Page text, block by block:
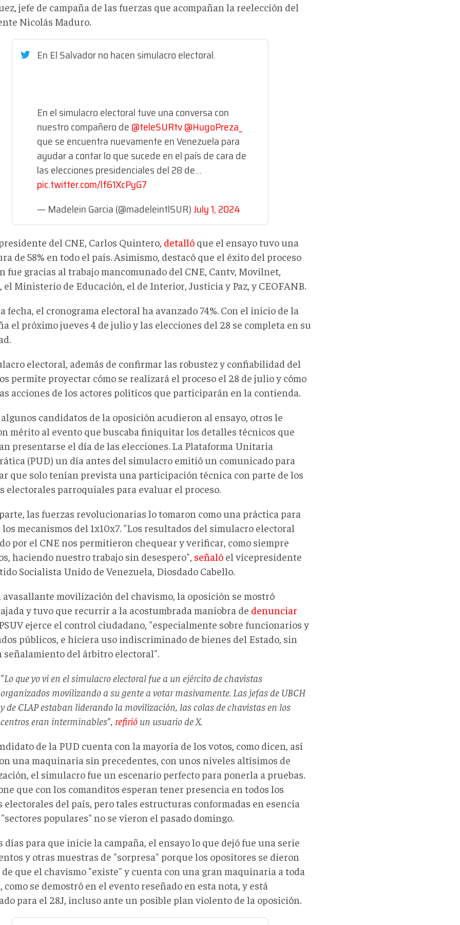
jefe de campaña de las fuerzas que acompañan la reelección del
Nicolás Maduro.
En El Salvador no hacen simulacro electoral.
En el simulacro electoral tuve una conversa con
nuestro compañero de@teleSURtv@HugoPreza_
que se encuentra nuevamente en Venezuela para
ayudar a contar lo que sucede en el país de cara de
las elecciones presidenciales del 28 de…
pic.twitter.com/lf61XcPyG7
— Madelein Garcia (@madeleintlSUR)July 1, 2024
del CNE, Carlos Quintero, detalló que el ensayo tuvo una
de 58% en todo el país. Asimismo, destacó que el éxito del proceso
fue gracias al trabajo mancomunado del CNE, Cantv, Movilnet,
el Ministerio de Educación, el de Interior, Justicia y Paz, y CEOFANB.
fecha, el cronograma electoral ha avanzado 74%. Con el inicio de la
el próximo jueves 4 de julio y las elecciones del 28 se completa en su
electoral, además de confirmar las robustez y confiabilidad del
permite proyectar cómo se realizará el proceso el 28 de julio y cómo
acciones de los actores políticos que participarán en la contienda.
candidatos de la oposición acudieron al ensayo, otros le
mérito al evento que buscaba finiquitar los detalles técnicos que
presentarse el día de las elecciones. La Plataforma Unitaria
(PUD) un día antes del simulacro emitió un comunicado para
que solo tenían prevista una participación técnica con parte de los
electorales parroquiales para evaluar el proceso.
las fuerzas revolucionarias lo tomaron como una práctica para
mecanismos del 1x10x7. "Los resultados del simulacro electoral
por el CNE nos permitieron chequear y verificar, como siempre
haciendo nuestro trabajo sin desespero", señaló el vicepresidente
Socialista Unido de Venezuela, Diosdado Cabello.
avasallante movilización del chavismo, la oposición se mostró
y tuvo que recurrir a la acostumbrada maniobra de denunciar
ejerce el control ciudadano, "especialmente sobre funcionarios y
públicos, e hiciera uso indiscriminado de bienes del Estado, sin
del árbitro electoral".
"Lo que yo vi en el simulacro electoral fue a un ejército de chavistas
organizados movilizando a su gente a votar masivamente. Las jefas de UBCH
y de CLAP estaban liderando la movilización, las colas de chavistas en los
centros eran interminables", refirió un usuario de X.
de la PUD cuenta con la mayoría de los votos, como dicen, así
una maquinaria sin precedentes, con unos niveles altísimos de
el simulacro fue un escenario perfecto para ponerla a pruebas.
que con los comanditos esperan tener presencia en todos los
electorales del país, pero tales estructuras conformadas en esencia
populares" no se vieron el pasado domingo.
días para que inicie la campaña, el ensayo lo que dejó fue una serie
y otras muestras de "sorpresa" porque los opositores se dieron
que el chavismo "existe" y cuenta con una gran maquinaria a toda
como se demostró en el evento reseñado en esta nota, y está
para el 28J, incluso ante un posible plan violento de la oposición.